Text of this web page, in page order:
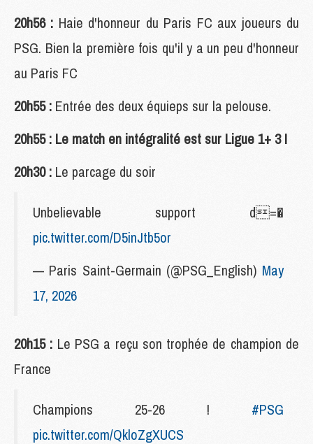
20h56 : Haie d'honneur du Paris FC aux joueurs du
PSG. Bien la première fois qu'il y a un peu d'honneur
au Paris FC
20h55 : Entrée des deux équieps sur la pelouse.
20h55 : Le match en intégralité est sur Ligue 1+ 3 !
20h30 : Le parcage du soir
Unbelievable support d=�
pic.twitter.com/D5inJtb5or
— Paris Saint-Germain (@PSG_English) May
17, 2026
20h15 : Le PSG a reçu son trophée de champion de
France
Champions 25-26 ! #PSG
pic.twitter.com/QkloZgXUCS